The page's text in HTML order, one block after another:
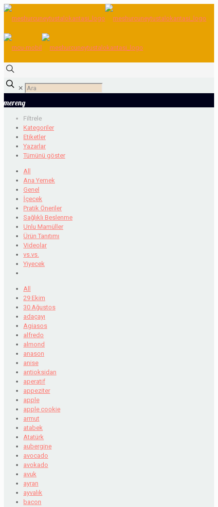
✕
mereng
Filtrele
Kategoriler
Etiketler
Yazarlar
Tümünü göster
All
Ana Yemek
Genel
İçecek
Pratik Öneriler
Sağlıklı Beslenme
Unlu Mamüller
Ürün Tanıtımı
Videolar
vs.vs.
Yiyecek
All
29 Ekim
30 Ağustos
adaçayı
Agiasos
alfredo
almond
anason
anise
antioksidan
aperatif
appeziter
apple
apple cookie
armut
atabek
Atatürk
aubergine
avocado
avokado
avuk
ayran
ayvalık
bacon